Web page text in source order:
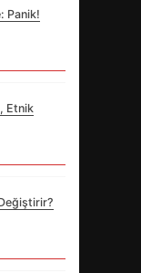
Panik!
Etnik
NE